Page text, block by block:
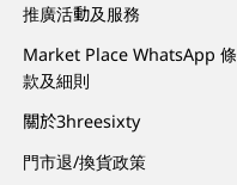
推廣活動及服務
Market Place WhatsApp 條
款及細則
關於3hreesixty
門市退/換貨政策